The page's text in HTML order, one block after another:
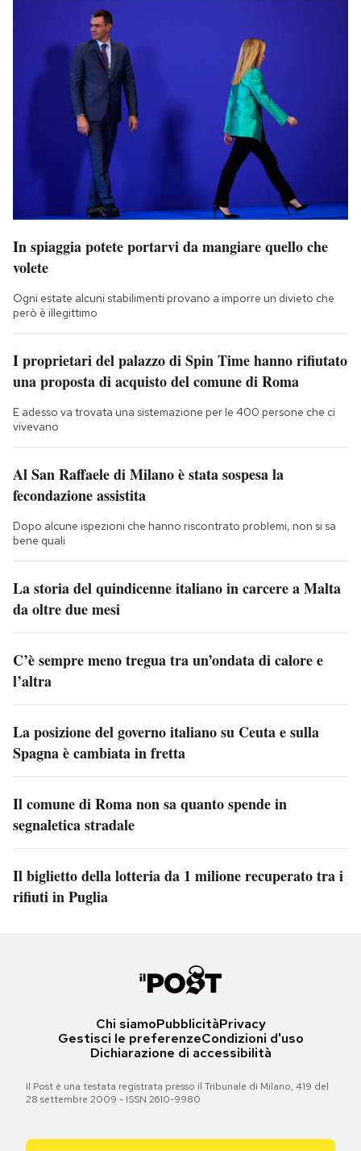
In spiaggia potete portarvi da mangiare quello che
volete
Ogni estate alcuni stabilimenti provano a imporre un divieto che
però è illegittimo
I proprietari del palazzo di Spin Time hanno rifiutato
una proposta di acquisto del comune di Roma
E adesso va trovata una sistemazione per le 400 persone che ci
vivevano
Al San Raffaele di Milano è stata sospesa la
fecondazione assistita
Dopo alcune ispezioni che hanno riscontrato problemi, non si sa
bene quali
La storia del quindicenne italiano in carcere a Malta
da oltre due mesi
C’è sempre meno tregua tra un’ondata di calore e
l’altra
La posizione del governo italiano su Ceuta e sulla
Spagna è cambiata in fretta
Il comune di Roma non sa quanto spende in
segnaletica stradale
Il biglietto della lotteria da 1 milione recuperato tra i
rifiuti in Puglia
Chi siamoPubblicitàPrivacy
Gestisci le preferenzeCondizioni d'uso
Dichiarazione di accessibilità
Il Post è una testata registrata presso il Tribunale di Milano, 419 del
28 settembre 2009 - ISSN 2610-9980